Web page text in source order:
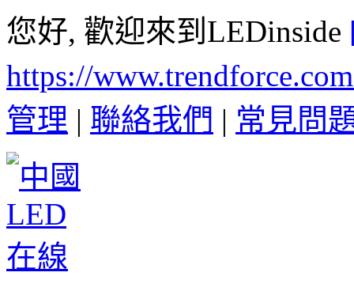
您好, 歡迎來到LEDinside
https://
管理 | 聯絡我們 | 常見問